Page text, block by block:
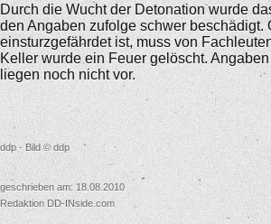
Durch die Wucht der Detonation wurde
den Angaben zufolge schwer beschädigt.
einsturzgefährdet ist, muss von
Keller wurde ein Feuer gelöscht.
liegen noch nicht vor.
ddp - Bild © ddp
geschrieben am: 18.08.2010
Redaktion DD-INside.com